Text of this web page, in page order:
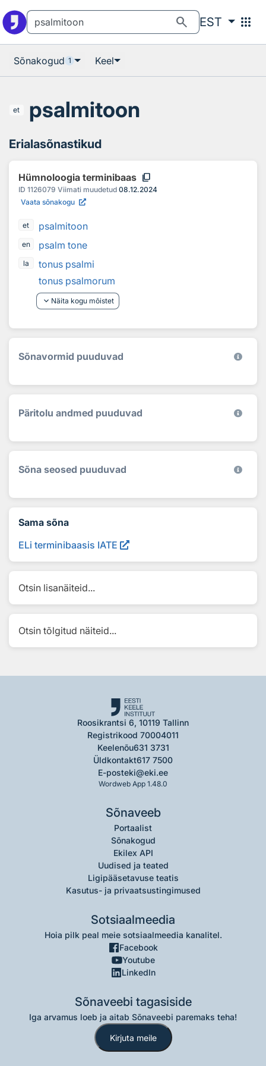
search EST apps
Sõnakogud 1 Keel
et psalmitoon
Erialasõnastikud
Hümnoloogia terminibaas content_copy
ID 1126079 Viimati muudetud 08.12.2024
Vaata sõnakogu
et psalmitoon
en psalm tone
la
tonus psalmi
tonus psalmorum
keyboard_arrow_down Näita kogu mõistet
Sõnavormid puuduvad
Päritolu andmed puuduvad
Sõna seosed puuduvad
Sama sõna
ELi terminibaasis IATE
Otsin lisanäiteid...
Otsin tõlgitud näiteid...
Roosikrantsi 6, 10119 Tallinn
Registrikood 70004011
Keelenõu631 3731
Üldkontakt617 7500
E-posteki@eki.ee
Wordweb App 1.48.0
Sõnaveeb
Portaalist
Sõnakogud
Ekilex API
Uudised ja teated
Ligipääsetavuse teatis
Kasutus- ja privaatsustingimused
Sotsiaalmeedia
Hoia pilk peal meie sotsiaalmeedia kanalitel.
Facebook
Youtube
LinkedIn
Sõnaveebi tagasiside
Iga arvamus loeb ja aitab Sõnaveebi paremaks teha!
Kirjuta meile